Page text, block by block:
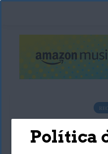
Receta de
verduras
Política